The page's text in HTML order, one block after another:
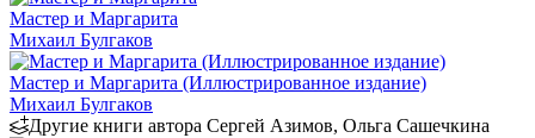
Мастер и Маргарита
Михаил Булгаков
Мастер и Маргарита (Иллюстрированное издание)
Михаил Булгаков
Другие книги автора Сергей Азимов, Ольга Сашечкина